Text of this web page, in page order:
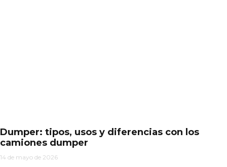
Dumper: tipos, usos y diferencias con los
camiones dumper
14 de mayo de 2026